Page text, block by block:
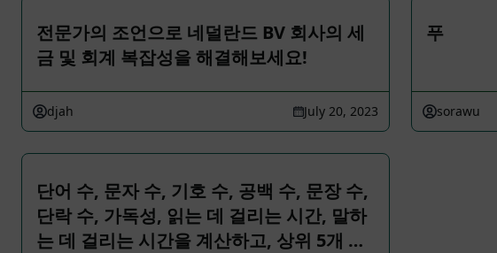
전문가의 조언으로 네덜란드 BV 회사의 세
금 및 회계 복잡성을 해결해보세요!
djah July 20, 2023
푸
sorawu
단어 수, 문자 수, 기호 수, 공백 수, 문장 수,
단락 수, 가독성, 읽는 데 걸리는 시간, 말하
는 데 걸리는 시간을 계산하고, 상위 5개 …